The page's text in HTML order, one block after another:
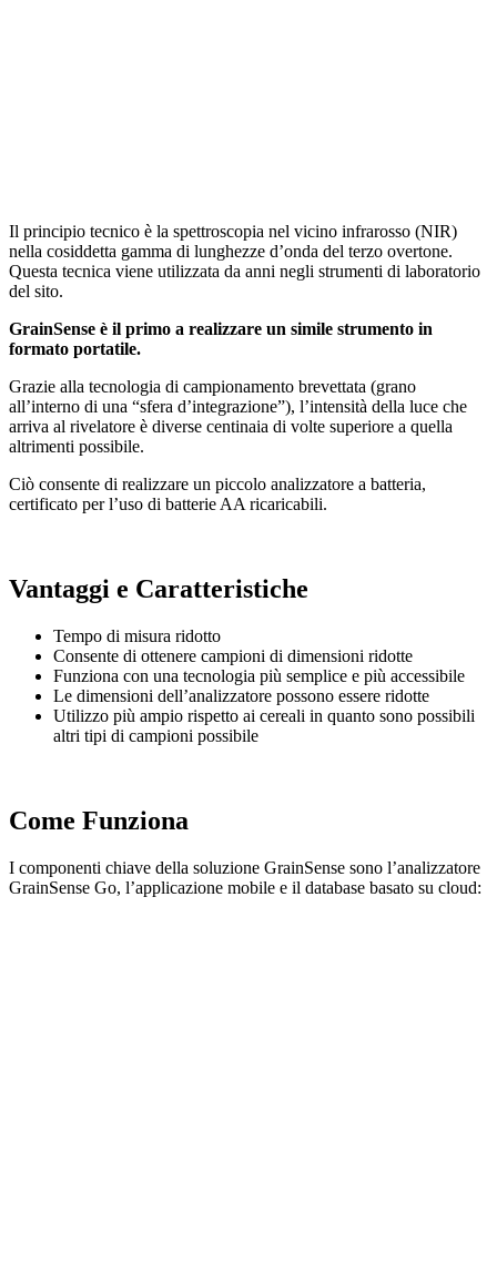
Il principio tecnico è la spettroscopia nel vicino infrarosso (NIR)
nella cosiddetta gamma di lunghezze d’onda del terzo overtone.
Questa tecnica viene utilizzata da anni negli strumenti di laboratorio
del sito.
GrainSense è il primo a realizzare un simile strumento in
formato portatile.
Grazie alla tecnologia di campionamento brevettata (grano
all’interno di una “sfera d’integrazione”), l’intensità della luce che
arriva al rivelatore è diverse centinaia di volte superiore a quella
altrimenti possibile.
Ciò consente di realizzare un piccolo analizzatore a batteria,
certificato per l’uso di batterie AA ricaricabili.
Vantaggi e Caratteristiche
Tempo di misura ridotto
Consente di ottenere campioni di dimensioni ridotte
Funziona con una tecnologia più semplice e più accessibile
Le dimensioni dell’analizzatore possono essere ridotte
Utilizzo più ampio rispetto ai cereali in quanto sono possibili
altri tipi di campioni possibile
Come Funziona
I componenti chiave della soluzione GrainSense sono l’analizzatore
GrainSense Go, l’applicazione mobile e il database basato su cloud: